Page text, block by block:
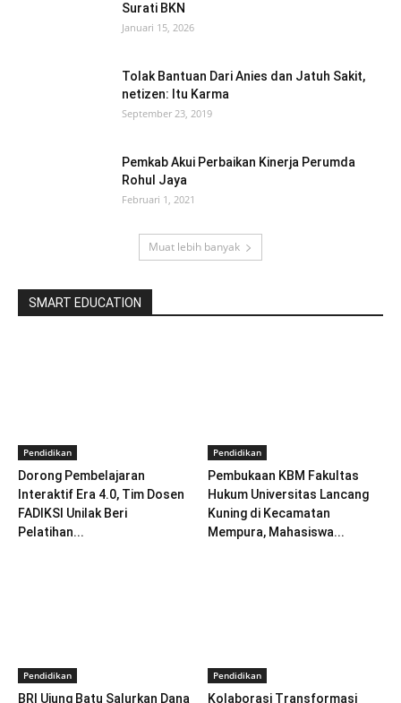
Surati BKN
Januari 15, 2026
Tolak Bantuan Dari Anies dan Jatuh Sakit,
netizen: Itu Karma
September 23, 2019
Pemkab Akui Perbaikan Kinerja Perumda
Rohul Jaya
Februari 1, 2021
Muat lebih banyak
SMART EDUCATION
Pendidikan
Dorong Pembelajaran
Interaktif Era 4.0, Tim Dosen
FADIKSI Unilak Beri
Pelatihan...
Pendidikan
Pembukaan KBM Fakultas
Hukum Universitas Lancang
Kuning di Kecamatan
Mempura, Mahasiswa...
Pendidikan
BRI Ujung Batu Salurkan Dana
Pendidikan
Kolaborasi Transformasi